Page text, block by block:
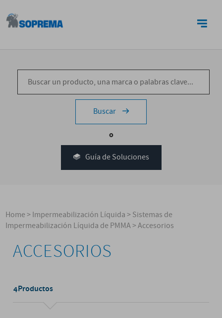
Buscar
o
Guía de Soluciones
Home>Impermeabilización Líquida>Sistemas de
Impermeabilización Líquida de PMMA>Accesorios
ACCESORIOS
4Productos